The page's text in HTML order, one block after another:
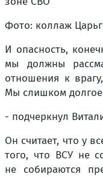
Фото: коллаж
И опасность,
мы должны
отношения к
Мы слишком
- подчеркнул
Он считает, что у
того, что ВСУ не
не собираются